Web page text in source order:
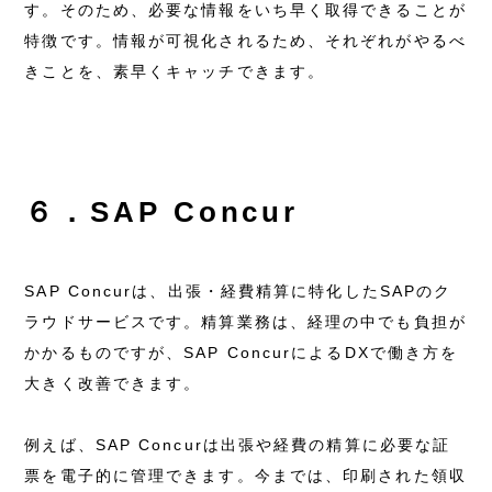
す。そのため、必要な情報をいち早く取得できることが
特徴です。情報が可視化されるため、それぞれがやるべ
きことを、素早くキャッチできます。
６．SAP Concur
SAP Concurは、出張・経費精算に特化したSAPのク
ラウドサービスです。精算業務は、経理の中でも負担が
かかるものですが、SAP ConcurによるDXで働き方を
大きく改善できます。
例えば、SAP Concurは出張や経費の精算に必要な証
票を電子的に管理できます。今までは、印刷された領収